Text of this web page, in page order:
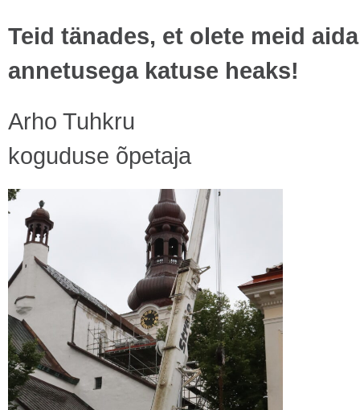
Teid tänades, et olete meid
annetusega katuse heaks!
Arho Tuhkru
koguduse õpetaja